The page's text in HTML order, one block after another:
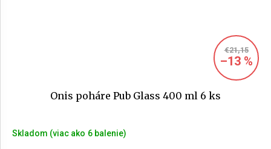
€21,15
–13 %
Onis poháre Pub Glass 400 ml 6 ks
Skladom (>6 balenie)